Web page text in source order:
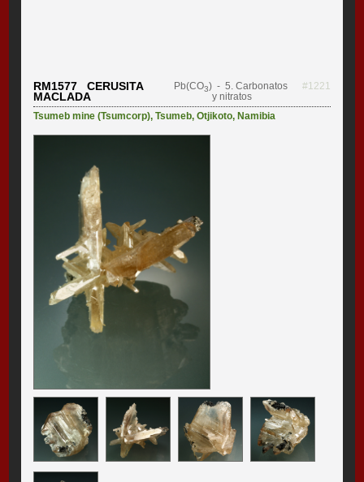
RM1577 CERUSITA
MACLADA
Pb(CO3)- 5. Carbonatos
y nitratos
#1221
Tsumeb mine (Tsumcorp),Tsumeb,Otjikoto, Namibia